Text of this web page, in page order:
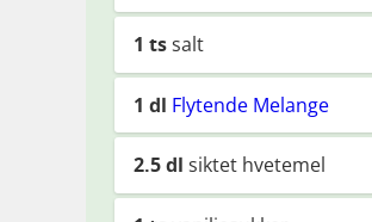
1 tssalt
1 dl Flytende Melange
2.5dl siktet hvetemel